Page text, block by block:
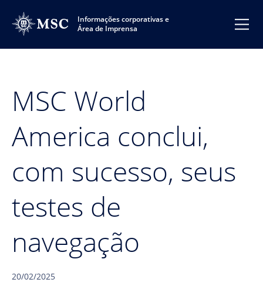
Informações corporativas e
Área de Imprensa
MSC World
America conclui,
com sucesso, seus
testes de
navegação
20/02/2025